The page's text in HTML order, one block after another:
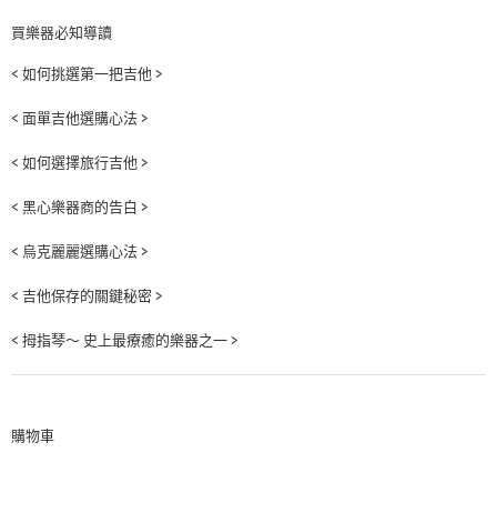
買樂器必知導讀
< 如何挑選第一把吉他 >
< 面單吉他選購心法 >
< 如何選擇旅行吉他 >
< 黑心樂器商的告白 >
< 烏克麗麗選購心法 >
< 吉他保存的關鍵秘密 >
< 拇指琴～ 史上最療癒的樂器之一 >
購物車